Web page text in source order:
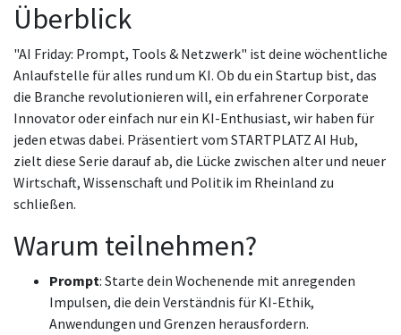
Überblick
"AI Friday: Prompt, Tools & Netzwerk" ist deine wöchentliche
Anlaufstelle für alles rund um KI. Ob du ein Startup bist, das
die Branche revolutionieren will, ein erfahrener Corporate
Innovator oder einfach nur ein KI-Enthusiast, wir haben für
jeden etwas dabei. Präsentiert vom STARTPLATZ AI Hub,
zielt diese Serie darauf ab, die Lücke zwischen alter und neuer
Wirtschaft, Wissenschaft und Politik im Rheinland zu
schließen.
Warum teilnehmen?
Prompt: Starte dein Wochenende mit anregenden
Impulsen, die dein Verständnis für KI-Ethik,
Anwendungen und Grenzen herausfordern.